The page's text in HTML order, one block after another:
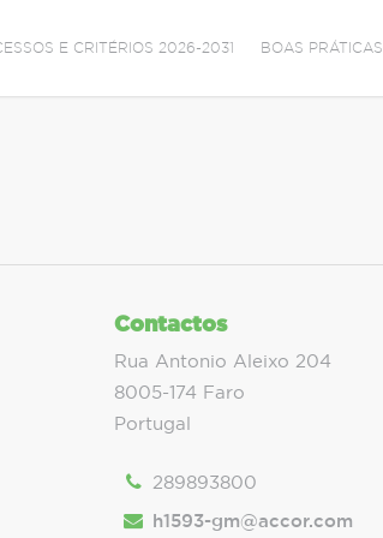
E CRITÉRIOS 2026-2031 BOAS PRÁTICAS
Contactos
Rua Antonio Aleixo 204
8005-174 Faro
Portugal
289893800
h1593-gm@accor.com